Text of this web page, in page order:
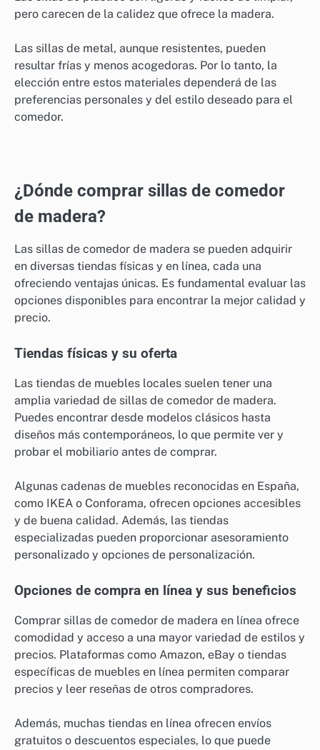
pero carecen de la calidez que ofrece la madera.
Las sillas de metal, aunque resistentes, pueden
resultar frías y menos acogedoras. Por lo tanto, la
elección entre estos materiales dependerá de las
preferencias personales y del estilo deseado para el
comedor.
¿Dónde comprar sillas de comedor
de madera?
Las sillas de comedor de madera se pueden adquirir
en diversas tiendas físicas y en línea, cada una
ofreciendo ventajas únicas. Es fundamental evaluar las
opciones disponibles para encontrar la mejor calidad y
precio.
Tiendas físicas y su oferta
Las tiendas de muebles locales suelen tener una
amplia variedad de sillas de comedor de madera.
Puedes encontrar desde modelos clásicos hasta
diseños más contemporáneos, lo que permite ver y
probar el mobiliario antes de comprar.
Algunas cadenas de muebles reconocidas en España,
como IKEA o Conforama, ofrecen opciones accesibles
y de buena calidad. Además, las tiendas
especializadas pueden proporcionar asesoramiento
personalizado y opciones de personalización.
Opciones de compra en línea y sus beneficios
Comprar sillas de comedor de madera en línea ofrece
comodidad y acceso a una mayor variedad de estilos y
precios. Plataformas como Amazon, eBay o tiendas
específicas de muebles en línea permiten comparar
precios y leer reseñas de otros compradores.
Además, muchas tiendas en línea ofrecen envíos
gratuitos o descuentos especiales, lo que puede